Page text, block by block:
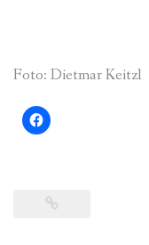
Foto: Dietmar Keitzl